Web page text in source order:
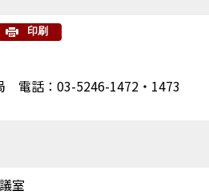
印刷
電話：03-5246-1472・1473
室